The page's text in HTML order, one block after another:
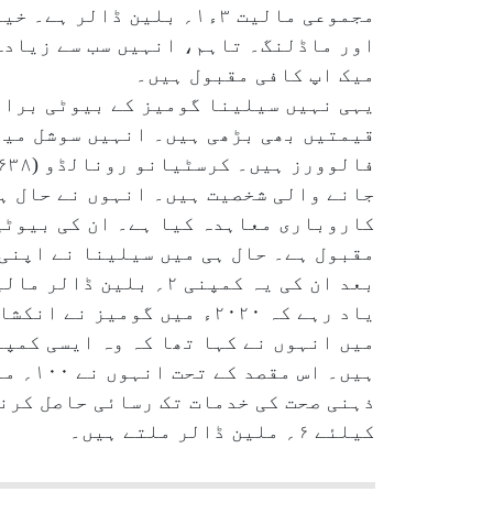
مجموعی مالیت ۳ء۱؍
میک اپ کافی مقبول ہیں۔
یہی نہیں سیلینا گومیز کے بیوٹی
کاروباری معاہدہ کیا ہے۔ ان کی
مقبول ہے۔ حال ہی میں سیلینا نے
بعد ان کی یہ کمپنی ۲؍ بلین ڈالر مالیت کی ہوگئی ہے۔
یاد رہے کہ ۲۰۲۰ء میں
میں انہوں نے کہا تھا کہ وہ ایسی
ذہنی صحت کی خدمات تک رسائی حاصل
کیلئے ۶؍ ملین ڈالر ملتے ہیں۔